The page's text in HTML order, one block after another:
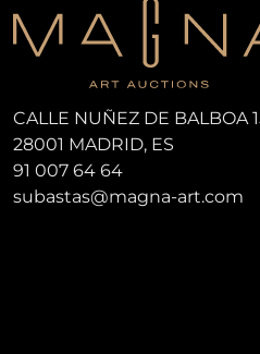
CALLE NUÑEZ DE BALBOA
28001 MADRID, ES
91 007 64 64
subastas@magna-art.com